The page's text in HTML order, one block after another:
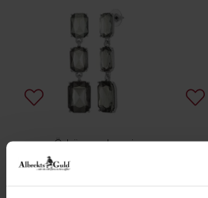
Örhängen Jasmin
ALBREKTS GULD